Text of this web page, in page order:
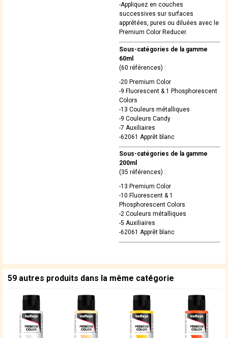
-Appliquez en couches
successives sur surfaces
apprêtées, pures ou diluées avec le
Premium Color Reducer.
Sous-catégories de la gamme
60ml
(60 références) :
-20 Premium Color
-9 Fluorescent & 1 Phosphorescent
Colors
-13 Couleurs métalliques
-9 Couleurs Candy
-7 Auxiliaires
-62061 Apprêt blanc
Sous-catégories de la gamme
200ml
(35 références) :
-13 Premium Color
-10 Fluorescent & 1
Phosphorescent Colors
-2 Couleurs métalliques
-5 Auxiliaires
-62061 Apprêt blanc
59 autres produits dans la même catégorie